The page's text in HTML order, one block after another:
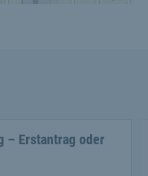
– Erstantrag oder